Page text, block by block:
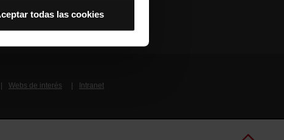
no las aceptas, no puedes
todas las cookies
Webs de interés Intranet